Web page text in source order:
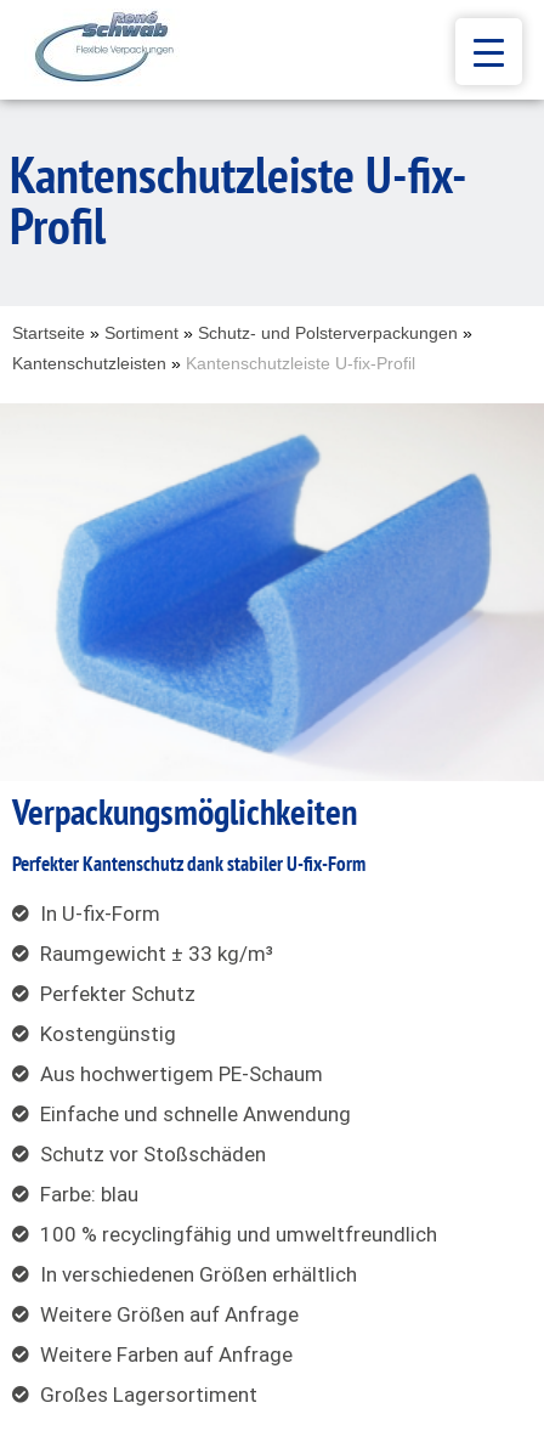
Kantenschutzleiste U-fix-
Profil
Startseite » Sortiment » Schutz- und Polsterverpackungen »
Kantenschutzleisten » Kantenschutzleiste U-fix-Profil
Verpackungsmöglichkeiten
Perfekter Kantenschutz dank stabiler U-fix-Form
In U-fix-Form
Raumgewicht ± 33 kg/m³
Perfekter Schutz
Kostengünstig
Aus hochwertigem PE-Schaum
Einfache und schnelle Anwendung
Schutz vor Stoßschäden
Farbe: blau
100 % recyclingfähig und umweltfreundlich
In verschiedenen Größen erhältlich
Weitere Größen auf Anfrage
Weitere Farben auf Anfrage
Großes Lagersortiment